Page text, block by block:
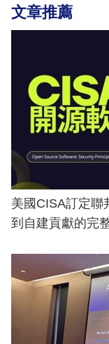
文章推薦
美國CISA訂定聯
到自建貢獻的完